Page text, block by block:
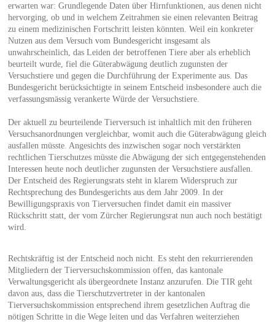
erwarten war: Grundlegende Daten über Hirnfunktionen, aus denen nicht
hervorging, ob und in welchem Zeitrahmen sie einen relevanten Beitrag
zu einem medizinischen Fortschritt leisten könnten. Weil ein konkreter
Nutzen aus dem Versuch vom Bundesgericht insgesamt als
unwahrscheinlich, das Leiden der betroffenen Tiere aber als erheblich
beurteilt wurde, fiel die Güterabwägung deutlich zugunsten der
Versuchstiere und gegen die Durchführung der Experimente aus. Das
Bundesgericht berücksichtigte in seinem Entscheid insbesondere auch die
verfassungsmässig verankerte Würde der Versuchstiere.
Der aktuell zu beurteilende Tierversuch ist inhaltlich mit den früheren
Versuchsanordnungen vergleichbar, womit auch die Güterabwägung gleich
ausfallen müsste. Angesichts des inzwischen sogar noch verstärkten
rechtlichen Tierschutzes müsste die Abwägung der sich entgegenstehenden
Interessen heute noch deutlicher zugunsten der Versuchstiere ausfallen.
Der Entscheid des Regierungsrats steht in klarem Widerspruch zur
Rechtsprechung des Bundesgerichts aus dem Jahr 2009. In der
Bewilligungspraxis von Tierversuchen findet damit ein massiver
Rückschritt statt, der vom Zürcher Regierungsrat nun auch noch bestätigt
wird.
Rechtskräftig ist der Entscheid noch nicht. Es steht den rekurrierenden
Mitgliedern der Tierversuchskommission offen, das kantonale
Verwaltungsgericht als übergeordnete Instanz anzurufen. Die TIR geht
davon aus, dass die Tierschutzvertreter in der kantonalen
Tierversuchskommission entsprechend ihrem gesetzlichen Auftrag die
nötigen Schritte in die Wege leiten und das Verfahren weiterziehen